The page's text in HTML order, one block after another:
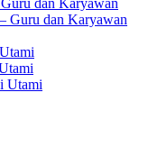
dan Karyawan
Guru dan Karyawan
Utami